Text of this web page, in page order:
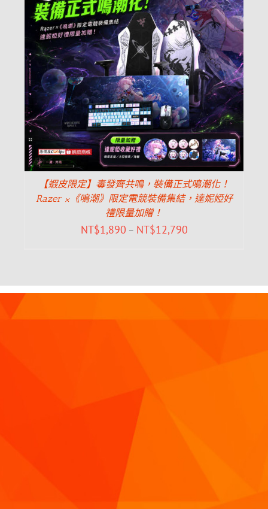
【蝦皮限定】毒發齊共鳴，裝備正式鳴潮化！
Razer ×《鳴潮》限定電競裝備集結，達妮婭好
禮限量加贈！
NT$1,890 – NT$12,790